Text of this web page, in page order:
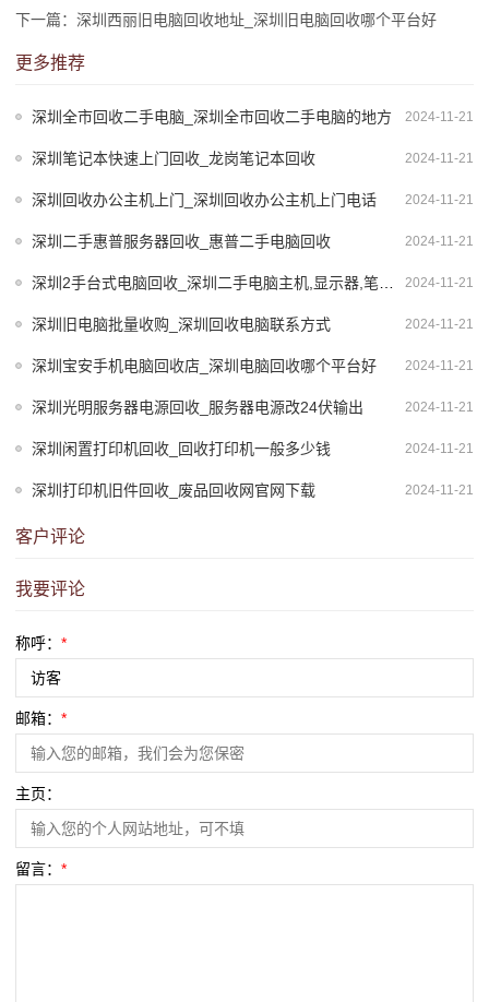
下一篇：深圳西丽旧电脑回收地址_深圳旧电脑回收哪个平台好
更多推荐
2024-11-21
深圳全市回收二手电脑_深圳全市回收二手电脑的地方
2024-11-21
深圳笔记本快速上门回收_龙岗笔记本回收
2024-11-21
深圳回收办公主机上门_深圳回收办公主机上门电话
2024-11-21
深圳二手惠普服务器回收_惠普二手电脑回收
2024-11-21
深圳2手台式电脑回收_深圳二手电脑主机,显示器,笔记本,服务器回收公司
2024-11-21
深圳旧电脑批量收购_深圳回收电脑联系方式
2024-11-21
深圳宝安手机电脑回收店_深圳电脑回收哪个平台好
2024-11-21
深圳光明服务器电源回收_服务器电源改24伏输出
2024-11-21
深圳闲置打印机回收_回收打印机一般多少钱
2024-11-21
深圳打印机旧件回收_废品回收网官网下载
客户评论
我要评论
称呼： *
邮箱： *
主页：
留言： *